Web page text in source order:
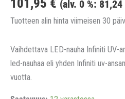
101,95 € (alv. 0 %: 81,24
Tuotteen alin hinta viimeisen 30
Vaihdettava LED-nauha Infiniti UV-
led-nauhaa eli yhden Infiniti uv-
vuotta.